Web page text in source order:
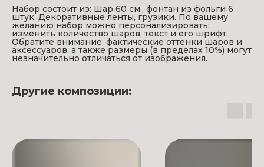
Набор состоит из: Шар 60 см., фонтан из фольги 6
штук. Декоративные ленты, грузики. По вашему
желанию набор можно персонализировать:
изменить количество шаров, текст и его шрифт.
Обратите внимание: фактические оттенки шаров и
аксессуаров, а также размеры (в пределах 10%) могут
незначительно отличаться от изображения.
Другие композиции: